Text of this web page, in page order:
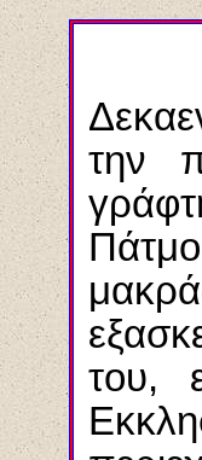
την
του,